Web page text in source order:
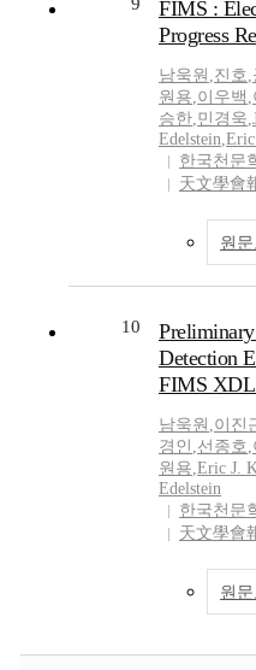
and cause
human cells.
1,000 keV/
compact
ionized
collisions
sources and
measuring
easily derive
from the
obtained the
the TEPC
C 290 MeV/u
demonstrated
the active
9
FIMS :
Progress
남욱원 ,진호,
원용,이우백 ,
승한,민경욱,
Edelstein,
한국천문
天文學會
원
10
Detection
FIMS XDL
남욱원 ,이진
경인 ,선종호,
원용,Eric J.
Edelstein
한국천문
天文學會
원